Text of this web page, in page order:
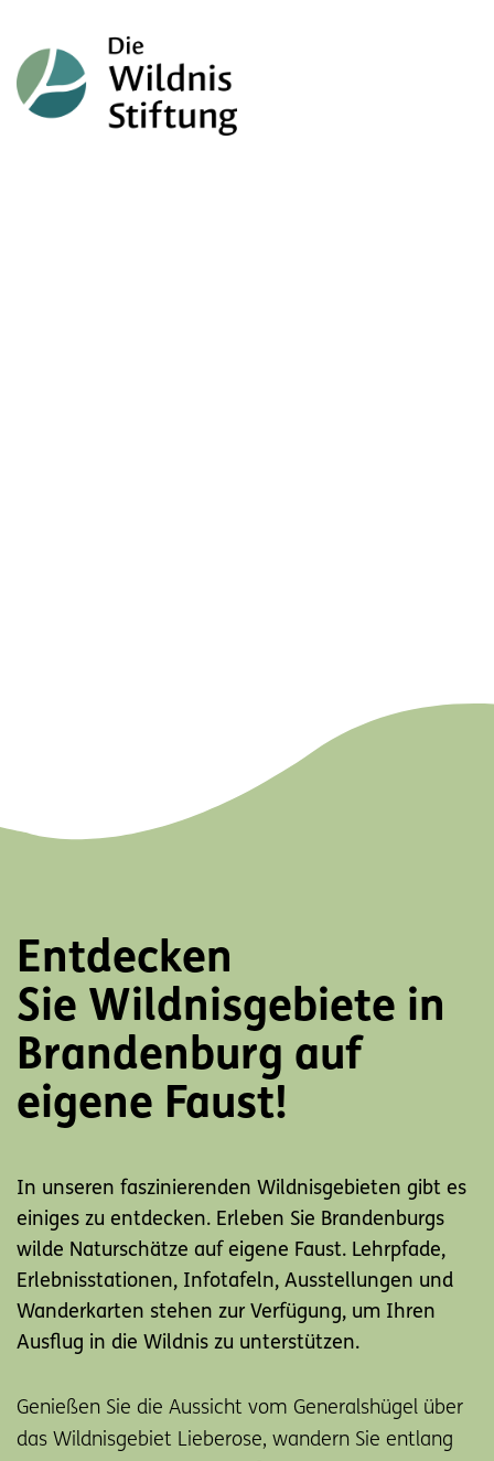
Entdecken
Sie Wildnisgebiete in
Brandenburg auf
eigene Faust!
In unseren faszinierenden Wildnisgebieten gibt es
einiges zu entdecken. Erleben Sie Brandenburgs
wilde Naturschätze auf eigene Faust. Lehrpfade,
Erlebnisstationen, Infotafeln, Ausstellungen und
Wanderkarten stehen zur Verfügung, um Ihren
Ausflug in die Wildnis zu unterstützen.
Genießen Sie die Aussicht vom Generalshügel über
das Wildnisgebiet Lieberose, wandern Sie entlang